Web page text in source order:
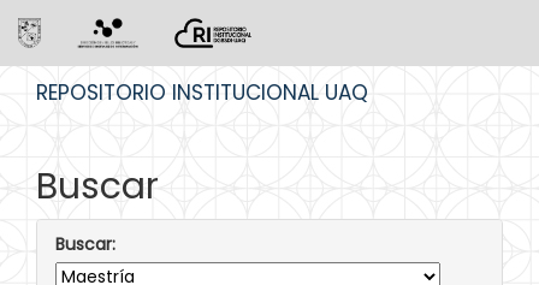
REPOSITORIO INSTITUCIONAL UAQ
Buscar
Buscar: